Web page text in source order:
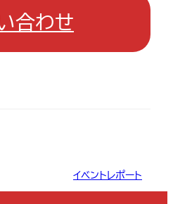
合わせ
イベントレポート